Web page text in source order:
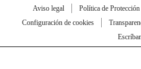
Aviso legal Política de
Configuración de cookies